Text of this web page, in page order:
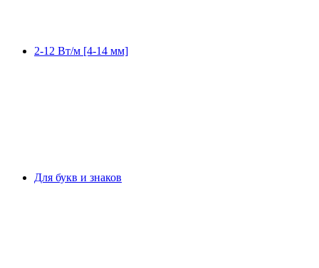
2-12 Вт/м [4-14 мм]
Для букв и знаков